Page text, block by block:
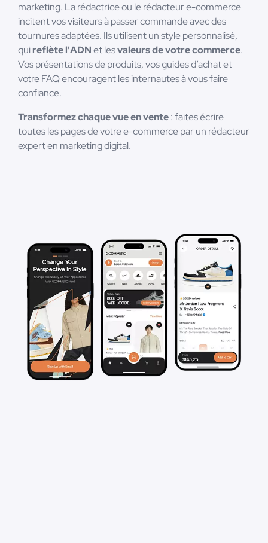
marketing. La rédactrice ou le rédacteur e-commerce
incitent vos visiteurs à passer commande avec des
tournures adaptées. Ils utilisent un style personnalisé,
quireflète l'ADNet lesvaleurs de votre commerce.
Vos présentations de produits, vos guides d’achat et
votre FAQ encouragent les internautes à vous faire
confiance.
Transformez chaque vue en vente: faites écrire
toutes les pages de votre e-commerce par un rédacteur
expert en marketing digital.